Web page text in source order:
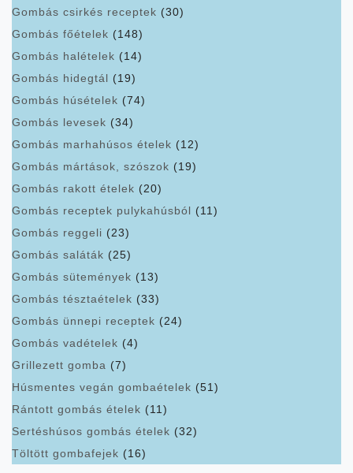
Gombás csirkés receptek (30)
Gombás főételek (148)
Gombás halételek (14)
Gombás hidegtál (19)
Gombás húsételek (74)
Gombás levesek (34)
Gombás marhahúsos ételek (12)
Gombás mártások, szószok (19)
Gombás rakott ételek (20)
Gombás receptek pulykahúsból (11)
Gombás reggeli (23)
Gombás saláták (25)
Gombás sütemények (13)
Gombás tésztaételek (33)
Gombás ünnepi receptek (24)
Gombás vadételek (4)
Grillezett gomba (7)
Húsmentes vegán gombaételek (51)
Rántott gombás ételek (11)
Sertéshúsos gombás ételek (32)
Töltött gombafejek (16)